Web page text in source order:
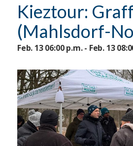
Kieztour:
(Mahlsdorf-
Feb. 13 06:00 p.m. - Feb. 13